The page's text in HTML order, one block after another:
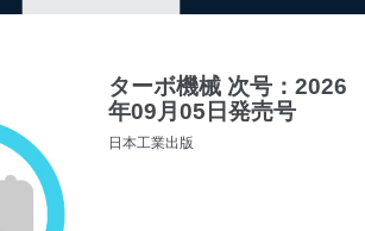
ターボ機械 次号：2026
年09月05日発売号
日本工業出版